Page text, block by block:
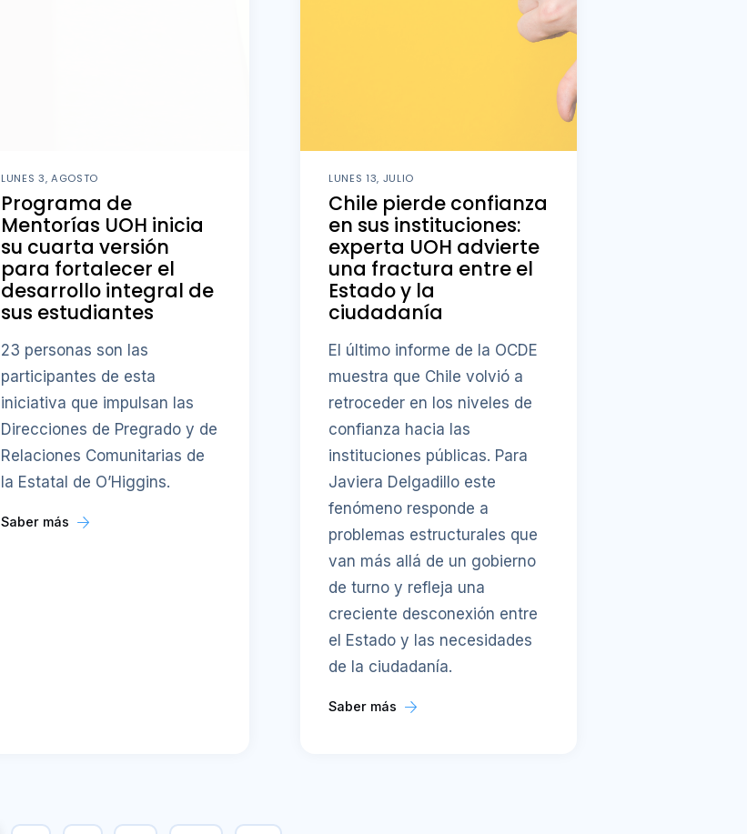
LUNES 3, AGOSTO
Programa de
Mentorías UOH inicia
su cuarta versión
para fortalecer el
desarrollo integral de
sus estudiantes
23 personas son las
participantes de esta
iniciativa que impulsan las
Direcciones de Pregrado y de
Relaciones Comunitarias de
la Estatal de O’Higgins.
Saber más
LUNES 13, JULIO
Chile pierde confianza
en sus instituciones:
experta UOH advierte
una fractura entre el
Estado y la
ciudadanía
El último informe de la OCDE
muestra que Chile volvió a
retroceder en los niveles de
confianza hacia las
instituciones públicas. Para
Javiera Delgadillo este
fenómeno responde a
problemas estructurales que
van más allá de un gobierno
de turno y refleja una
creciente desconexión entre
el Estado y las necesidades
de la ciudadanía.
Saber más